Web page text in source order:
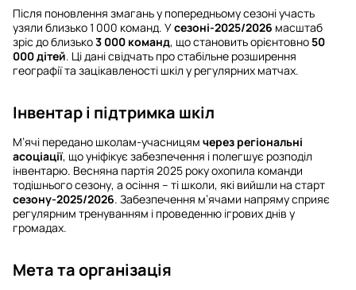
Після поновлення змагань у попередньому сезоні участь
узяли близько 1 000 команд. Усезоні-2025/2026 масштаб
зріс до близько3 000 команд, що становить орієнтовно 50
000 дітей. Ці дані свідчать про стабільне розширення
географії та зацікавленості шкіл у регулярних матчах.
Інвентар і підтримка шкіл
М’ячі передано школам-учасницям через регіональні
асоціації, що уніфікує забезпечення і полегшує розподіл
інвентарю. Весняна партія 2025 року охопила команди
тодішнього сезону, а осіння – ті школи, які вийшли на старт
сезону-2025/2026. Забезпечення м’ячами напряму сприяє
регулярним тренуванням і проведенню ігрових днів у
громадах.
Мета та організація